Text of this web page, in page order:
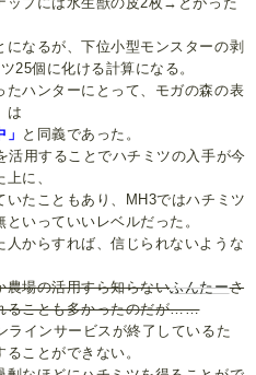
になるが、下位小型モンスターの剥
25個に化ける計算になる。
たハンターにとって、モガの森の表
は
と同義であった。
活用することでハチミツの入手が今
に、
いたこともあり、MH3ではハチミツ
いっていいレベルだった。
人からすれば、信じられないような
農場の活用すら知らないふんたーさ
ることも多かったのだが……
ラインサービスが終了しているた
ことができない。